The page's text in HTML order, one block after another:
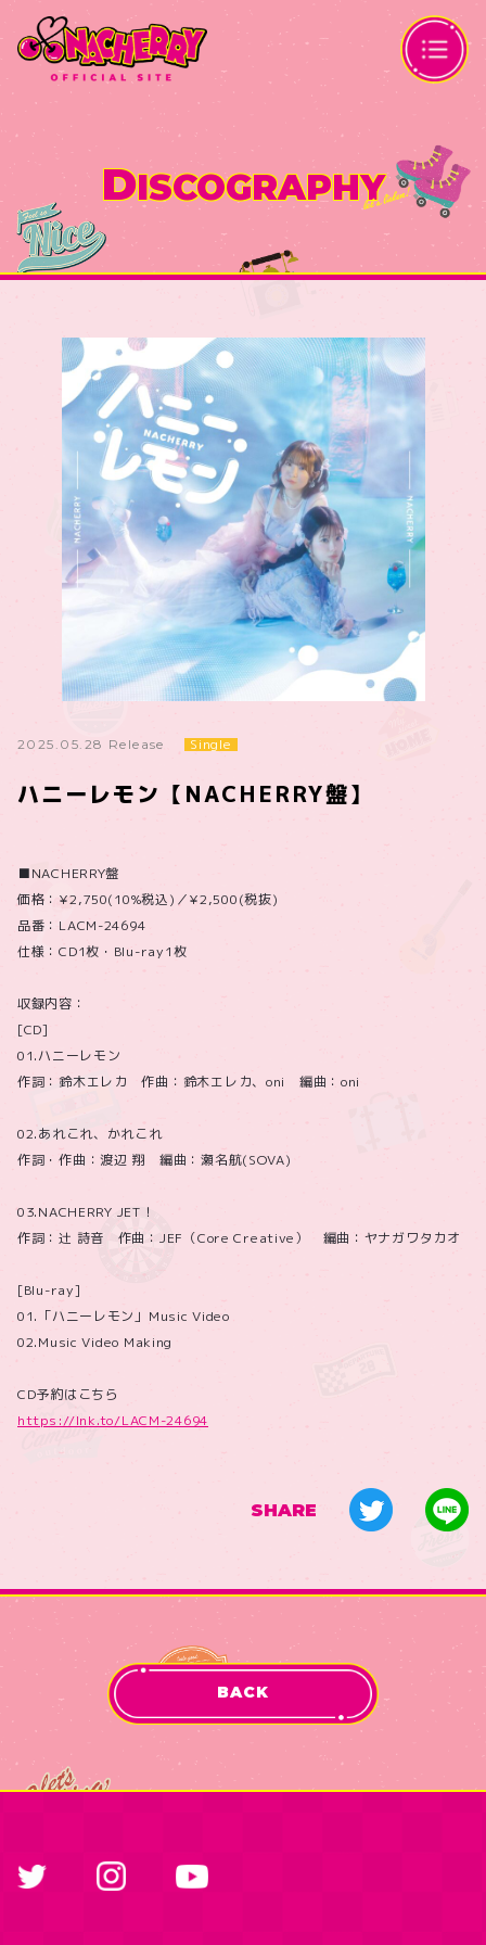
DISCOGRAPHY
2025.05.28 Release Single
ハニーレモン【NACHERRY盤】
■NACHERRY盤
価格：¥2,750(10%税込)／¥2,500(税抜)
品番：LACM-24694
仕様：CD1枚・Blu-ray1枚
収録内容：
[CD]
01.ハニーレモン
作詞：鈴木エレカ 作曲：鈴木エレカ、oni 編曲：oni
02.あれこれ、かれこれ
作詞・作曲：渡辺 翔 編曲：瀬名航(SOVA)
03.NACHERRY JET！
作詞：辻 詩音 作曲：JEF（Core Creative） 編曲：ヤナガワタカオ
[Blu-ray]
01.「ハニーレモン」Music Video
02.Music Video Making
CD予約はこちら
https://lnk.to/LACM-24694
SHARE
BACK